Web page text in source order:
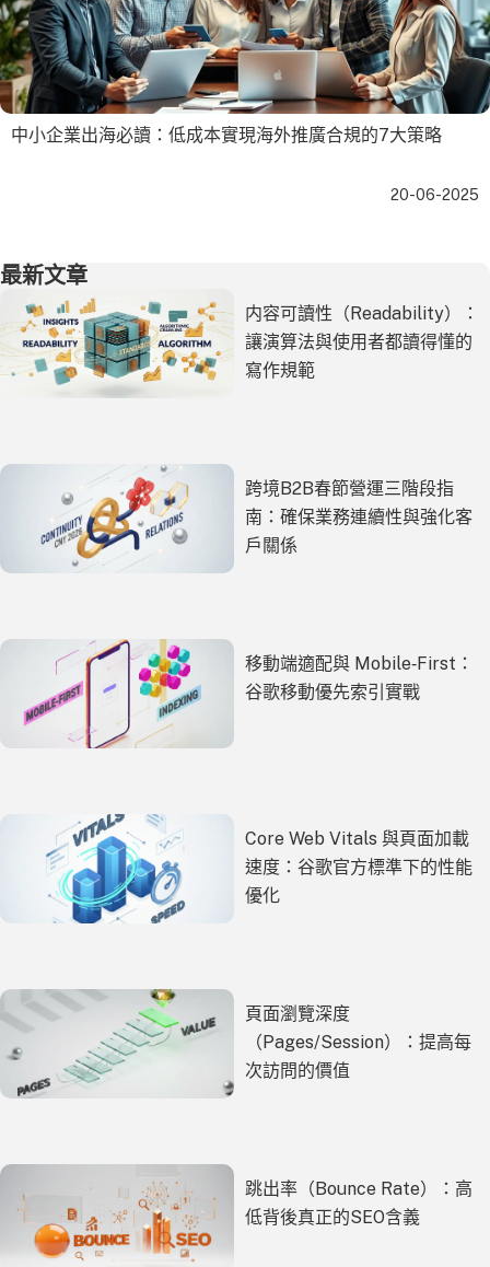
中小企業出海必讀：低成本實現海外推廣合規的7大策略
20-06-2025
最新文章
内容可讀性（Readability）：
讓演算法與使用者都讀得懂的
寫作規範
跨境B2B春節營運三階段指
南：確保業務連續性與強化客
戶關係
移動端適配與 Mobile‑First：
谷歌移動優先索引實戰
Core Web Vitals 與頁面加載
速度：谷歌官方標準下的性能
優化
頁面瀏覽深度
（Pages/Session）：提高每
次訪問的價值
跳出率（Bounce Rate）：高
低背後真正的SEO含義